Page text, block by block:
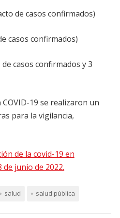
de casos confirmados)
casos confirmados)
de casos confirmados y 3
19 se realizaron un
para la vigilancia,
de la covid-19 en
junio de 2022.
salud salud pública